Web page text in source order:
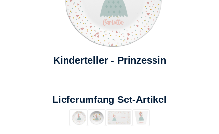
Kinderteller - Prinzessin
Lieferumfang Set-Artikel